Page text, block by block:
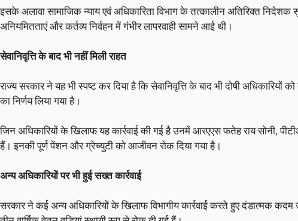
इसके अलावा सामाजिक न्याय एवं अधिकारिता विभाग के तत्कालीन अतिरिक्त
अनियमितताएं और कर्तव्य निर्वहन में गंभीर लापरवाही सामने आई थी।
सेवानिवृत्ति के बाद भी नहीं मिली राहत
राज्य सरकार ने यह भी स्पष्ट कर दिया है कि सेवानिवृत्ति के बाद भी दोषी
का निर्णय लिया गया है।
जिन अधिकारियों के खिलाफ यह कार्रवाई की गई है उनमें आरएएस फतेह राय सोनी,
हैं। इनकी पूर्ण पेंशन और ग्रेच्युटी को आजीवन रोक दिया गया है।
अन्य अधिकारियों पर भी हुई सख्त कार्रवाई
सरकार ने कई अन्य अधिकारियों के खिलाफ विभागीय कार्रवाई करते हुए दंडात्मक कदम